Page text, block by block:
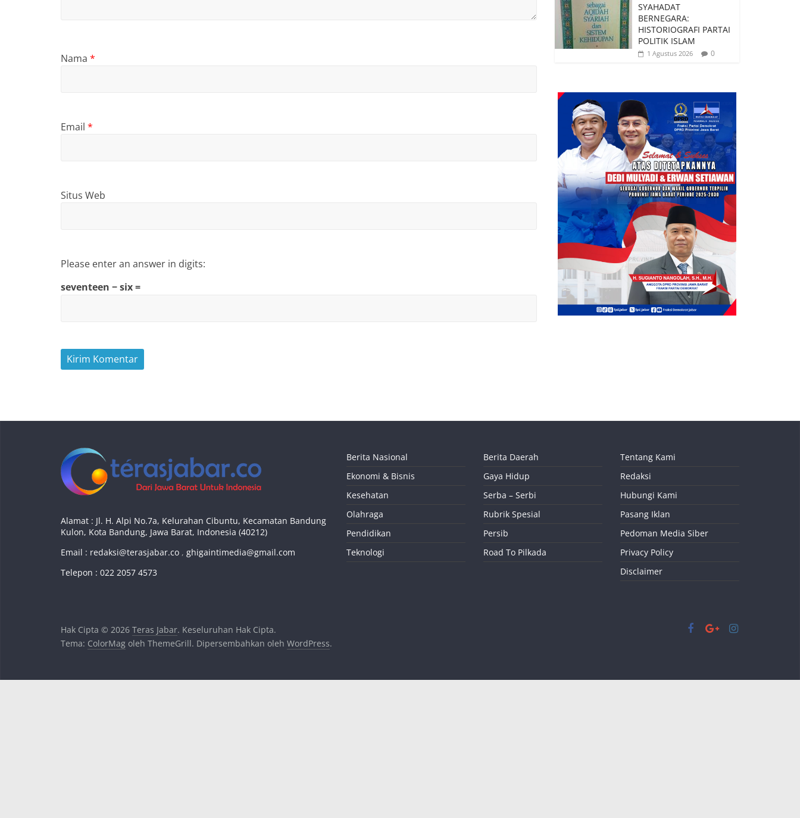
Nama *
Email *
Situs Web
Please enter an answer in digits:
seventeen − six =
SYAHADAT
BERNEGARA:
HISTORIOGRAFI PARTAI
POLITIK ISLAM
1 Agustus 2026 0
Alamat : Jl. H. Alpi No.7a, Kelurahan Cibuntu, Kecamatan Bandung
Kulon, Kota Bandung, Jawa Barat, Indonesia (40212)
Email : redaksi@terasjabar.co , ghigaintimedia@gmail.com
Telepon : 022 2057 4573
Berita Nasional
Ekonomi & Bisnis
Kesehatan
Olahraga
Pendidikan
Teknologi
Berita Daerah
Gaya Hidup
Serba – Serbi
Rubrik Spesial
Persib
Road To Pilkada
Tentang Kami
Redaksi
Hubungi Kami
Pasang Iklan
Pedoman Media Siber
Privacy Policy
Disclaimer
Hak Cipta © 2026 Teras Jabar. Keseluruhan Hak Cipta.
Tema: ColorMag oleh ThemeGrill. Dipersembahkan oleh WordPress.